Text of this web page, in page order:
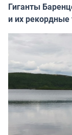
Гиганты
и их рекордные